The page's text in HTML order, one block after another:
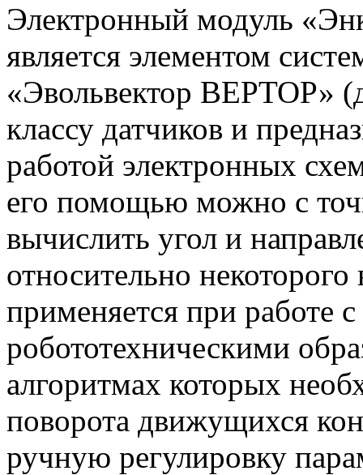
Электронный модуль
является элементом
«Эвольвектор ВЕРТОР»
классу датчиков и
работой электронных
его помощью можно с
вычислить угол и
относительно
применяется при работе
робототехническими
алгоритмах которых
поворота движущихся
ручную регулировку